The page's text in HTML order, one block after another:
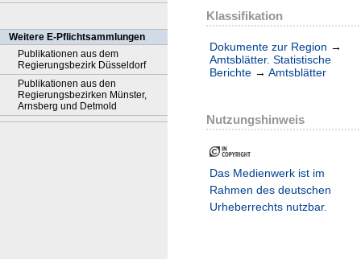
Weitere E-Pflichtsammlungen
Publikationen aus dem
Regierungsbezirk Düsseldorf
Publikationen aus den
Regierungsbezirken Münster,
Arnsberg und Detmold
Klassifikation
Dokumente zur Region →
Amtsblätter. Statistische
Berichte → Amtsblätter
Nutzungshinweis
Das Medienwerk ist im
Rahmen des deutschen
Urheberrechts nutzbar.